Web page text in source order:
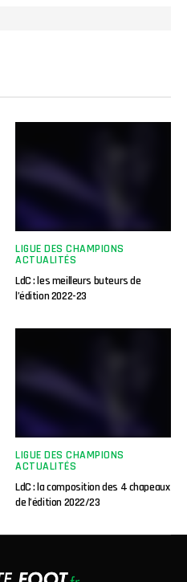
LIGUE DES CHAMPIONS
ACTUALITÉS
LdC : les meilleurs buteurs de
l’édition 2022-23
LIGUE DES CHAMPIONS
ACTUALITÉS
LdC : la composition des 4 chapeaux
de l’édition 2022/23